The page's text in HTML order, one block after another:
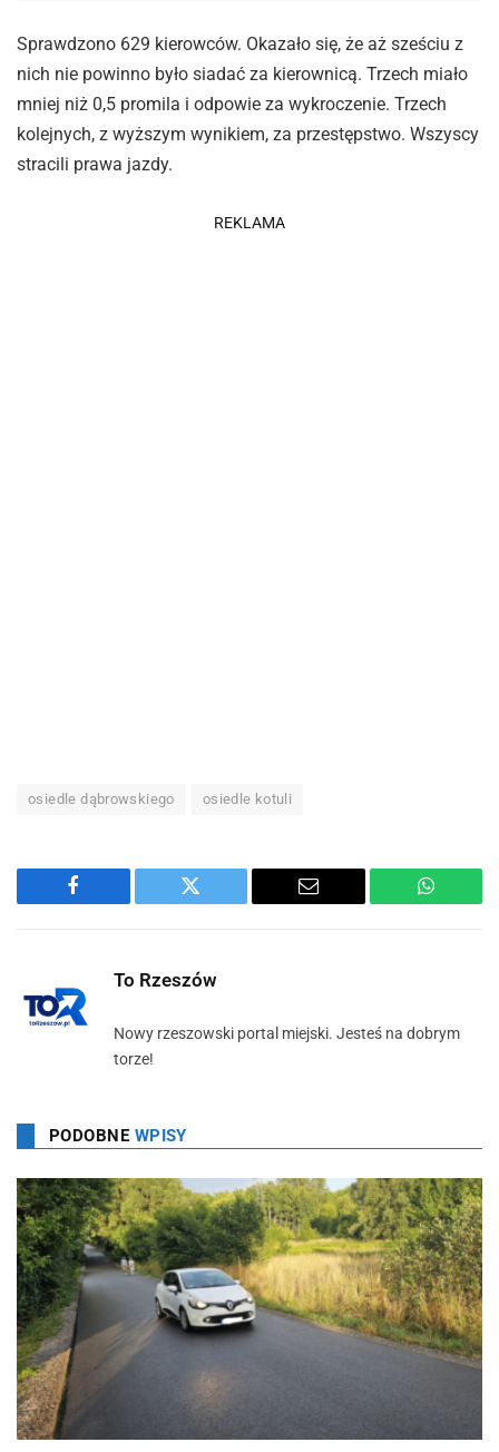
Sprawdzono 629 kierowców. Okazało się, że aż sześciu z
nich nie powinno było siadać za kierownicą. Trzech miało
mniej niż 0,5 promila i odpowie za wykroczenie. Trzech
kolejnych, z wyższym wynikiem, za przestępstwo. Wszyscy
stracili prawa jazdy.
REKLAMA
osiedle dąbrowskiego osiedle kotuli
Facebook Twitter Email
To Rzeszów
Nowy rzeszowski portal miejski. Jesteś na dobrym
torze!
PODOBNE WPISY